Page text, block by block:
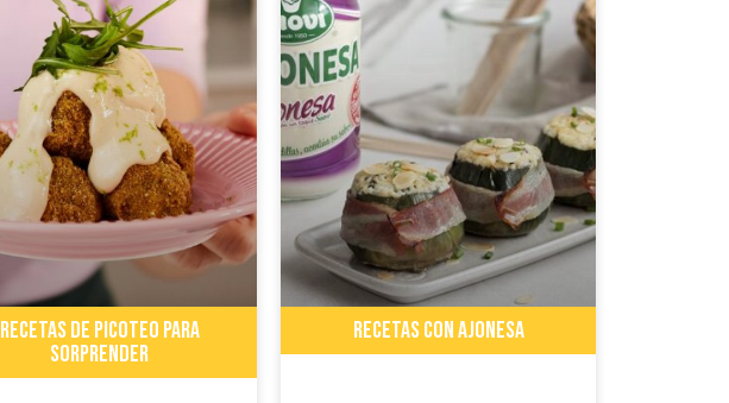
RECETAS DE PICOTEO PARA
SORPRENDER
RECETAS CON AJONESA